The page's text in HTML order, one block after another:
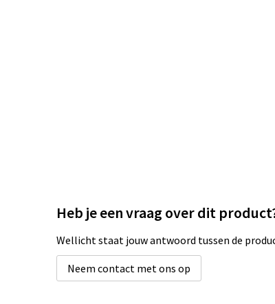
Heb je een vraag over dit
Wellicht staat jouw antwoord tussen de
Neem contact met ons op